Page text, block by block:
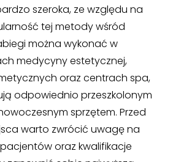
szeroka, ze względu na
tej metody wśród
można wykonać w
medycyny estetycznej,
oraz centrach spa,
odpowiednio przeszkolonym
sprzętem. Przed
warto zwrócić uwagę na
oraz kwalifikacje